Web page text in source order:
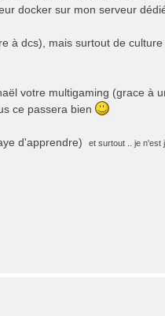
docker sur mon serveur
à dcs), mais surtout de
votre multigaming (grace à
ce passera bien
d'apprendre)
et surtout .. je n'est